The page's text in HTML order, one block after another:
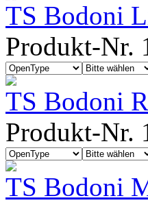
TS Bodoni
Produkt-Nr.
TS Bodoni
Produkt-Nr.
TS Bodoni